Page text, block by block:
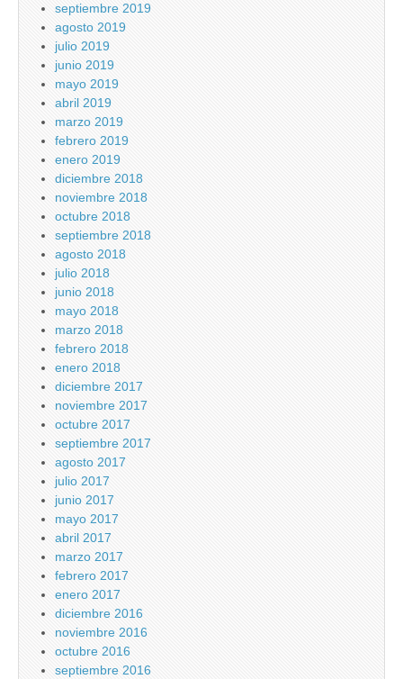
septiembre 2019
agosto 2019
julio 2019
junio 2019
mayo 2019
abril 2019
marzo 2019
febrero 2019
enero 2019
diciembre 2018
noviembre 2018
octubre 2018
septiembre 2018
agosto 2018
julio 2018
junio 2018
mayo 2018
marzo 2018
febrero 2018
enero 2018
diciembre 2017
noviembre 2017
octubre 2017
septiembre 2017
agosto 2017
julio 2017
junio 2017
mayo 2017
abril 2017
marzo 2017
febrero 2017
enero 2017
diciembre 2016
noviembre 2016
octubre 2016
septiembre 2016